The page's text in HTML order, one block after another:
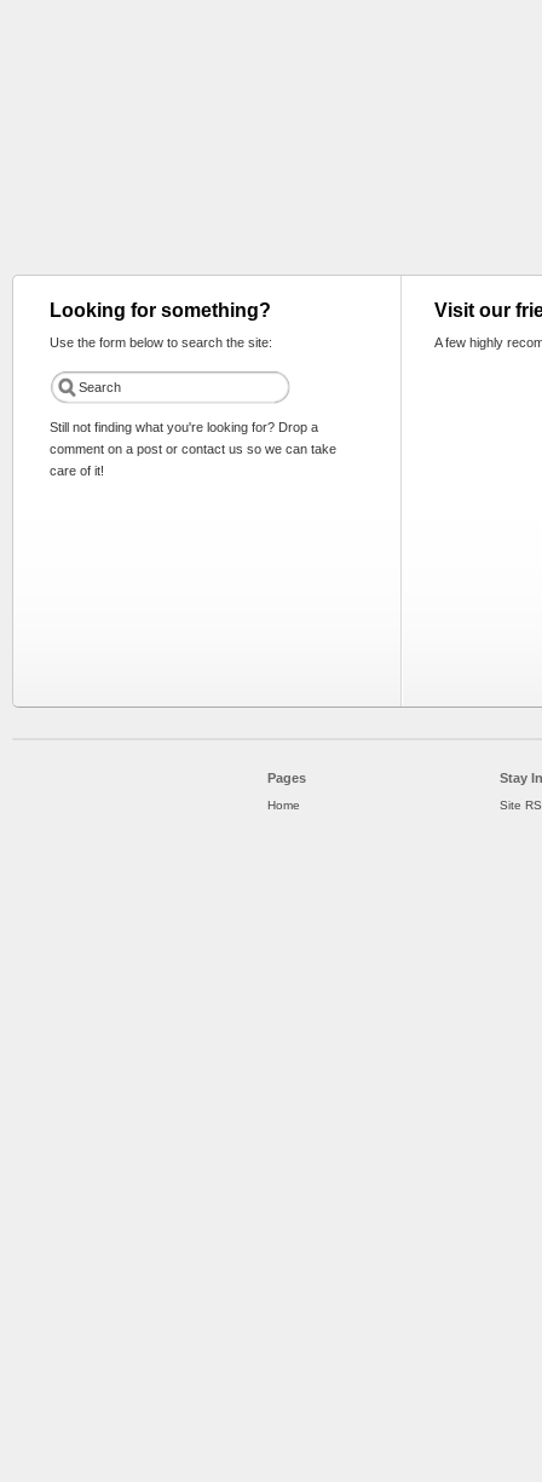
Looking for something?
Use the form below to search the site:
Still not finding what you're looking for? Drop a
comment on a post or contact us so we can take
care of it!
Visit our
A few highly
Pages
Home
Stay
Site